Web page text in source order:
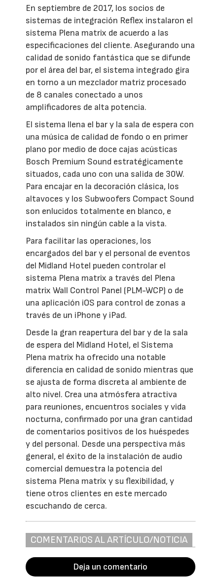
En septiembre de 2017, los socios de
sistemas de integración Reflex instalaron el
sistema Plena matrix de acuerdo a las
especificaciones del cliente. Asegurando una
calidad de sonido fantástica que se difunde
por el área del bar, el sistema integrado gira
en torno a un mezclador matriz procesado
de 8 canales conectado a unos
amplificadores de alta potencia.
El sistema llena el bar y la sala de espera con
una música de calidad de fondo o en primer
plano por medio de doce cajas acústicas
Bosch Premium Sound estratégicamente
situados, cada uno con una salida de 30W.
Para encajar en la decoración clásica, los
altavoces y los Subwoofers Compact Sound
son enlucidos totalmente en blanco, e
instalados sin ningún cable a la vista.
Para facilitar las operaciones, los
encargados del bar y el personal de eventos
del Midland Hotel pueden controlar el
sistema Plena matrix a través del Plena
matrix Wall Control Panel (PLM-WCP) o de
una aplicación iOS para control de zonas a
través de un iPhone y iPad.
Desde la gran reapertura del bar y de la sala
de espera del Midland Hotel, el Sistema
Plena matrix ha ofrecido una notable
diferencia en calidad de sonido mientras que
se ajusta de forma discreta al ambiente de
alto nivel. Crea una atmósfera atractiva
para reuniones, encuentros sociales y vida
nocturna, confirmado por una gran cantidad
de comentarios positivos de los huéspedes
y del personal. Desde una perspectiva más
general, el éxito de la instalación de audio
comercial demuestra la potencia del
sistema Plena matrix y su flexibilidad, y
tiene otros clientes en este mercado
escuchando de cerca.
COMENTARIOS AL ARTÍCULO/NOTICIA
Deja un comentario